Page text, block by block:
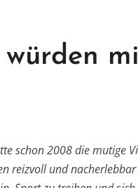
schon 2008 die mutige
reizvoll und